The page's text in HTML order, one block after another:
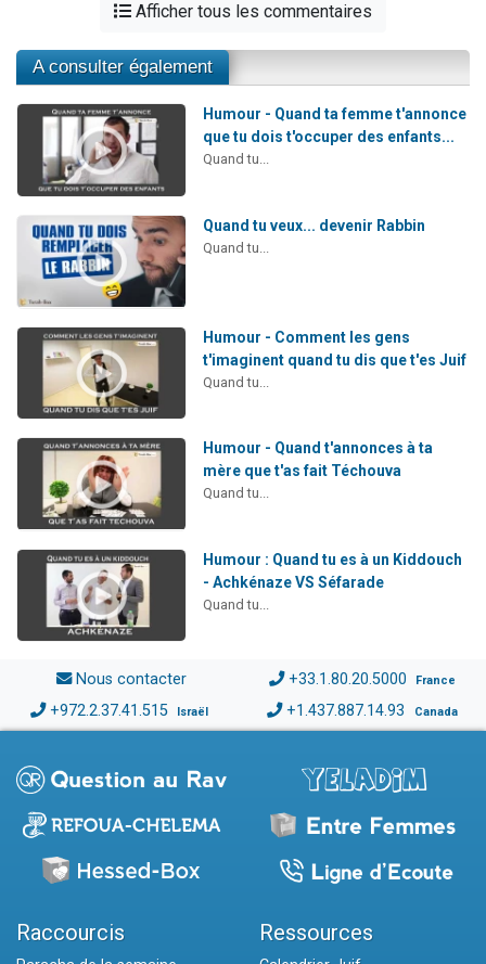
Afficher tous les commentaires
A consulter également
Humour - Quand ta femme t'annonce
que tu dois t'occuper des enfants...
Quand tu...
Quand tu veux... devenir Rabbin
Quand tu...
Humour - Comment les gens
t'imaginent quand tu dis que t'es Juif
Quand tu...
Humour - Quand t'annonces à ta
mère que t'as fait Téchouva
Quand tu...
Humour : Quand tu es à un Kiddouch
- Achkénaze VS Séfarade
Quand tu...
Nous contacter +33.1.80.20.5000 France
+972.2.37.41.515 Israël +1.437.887.14.93 Canada
Raccourcis Ressources